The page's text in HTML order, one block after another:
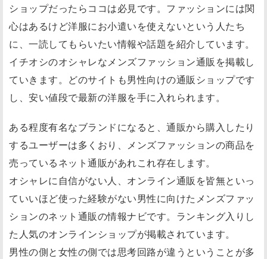
ショップだったらココは必見です。ファッションには関
心はあるけど洋服にお小遣いを使えないという人たち
に、一読してもらいたい情報や話題を紹介しています。
イチオシのオシャレなメンズファッション通販を掲載し
ていきます。どのサイトも男性向けの通販ショップです
し、安い値段で最新の洋服を手に入れられます。
ある程度有名なブランドになると、通販から購入したり
するユーザーは多くおり、メンズファッションの商品を
売っているネット通販があれこれ存在します。
オシャレに自信がない人、オンライン通販を皆無といっ
ていいほど使った経験がない男性に向けたメンズファッ
ションのネット通販の情報ナビです。ランキング入りし
た人気のオンラインショップが掲載されています。
男性の側と女性の側では思考回路が違うということが多